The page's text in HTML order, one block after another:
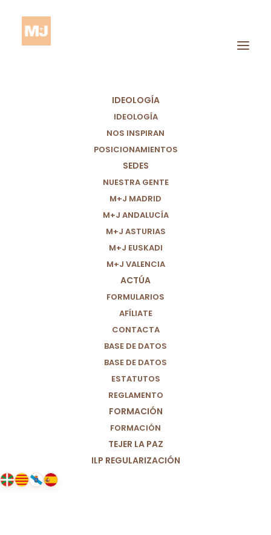
IDEOLOGÍA
IDEOLOGÍA
NOS INSPIRAN
POSICIONAMIENTOS
SEDES
NUESTRA GENTE
M+J MADRID
M+J ANDALUCÍA
M+J ASTURIAS
M+J EUSKADI
M+J VALENCIA
ACTÚA
FORMULARIOS
AFÍLIATE
CONTACTA
BASE DE DATOS
BASE DE DATOS
ESTATUTOS
REGLAMENTO
FORMACIÓN
FORMACIÓN
TEJER LA PAZ
ILP REGULARIZACIÓN
Francisco